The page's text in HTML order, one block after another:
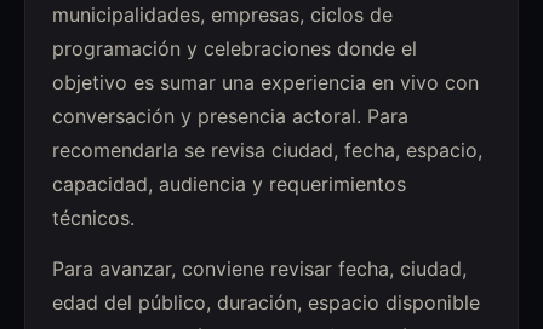
municipalidades, empresas, ciclos de
programación y celebraciones donde el
objetivo es sumar una experiencia en vivo con
conversación y presencia actoral. Para
recomendarla se revisa ciudad, fecha, espacio,
capacidad, audiencia y requerimientos
técnicos.
Para avanzar, conviene revisar fecha, ciudad,
edad del público, duración, espacio disponible